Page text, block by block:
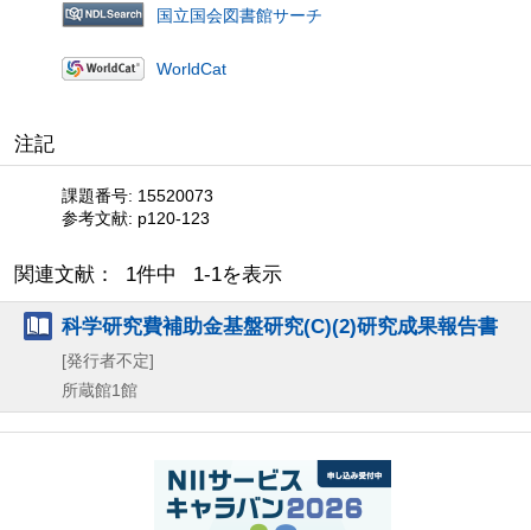
国立国会図書館サーチ
WorldCat
注記
課題番号: 15520073
参考文献: p120-123
関連文献： 1件中 1-1を表示
科学研究費補助金基盤研究(C)(2)研究成果報告書
[発行者不定]
所蔵館1館